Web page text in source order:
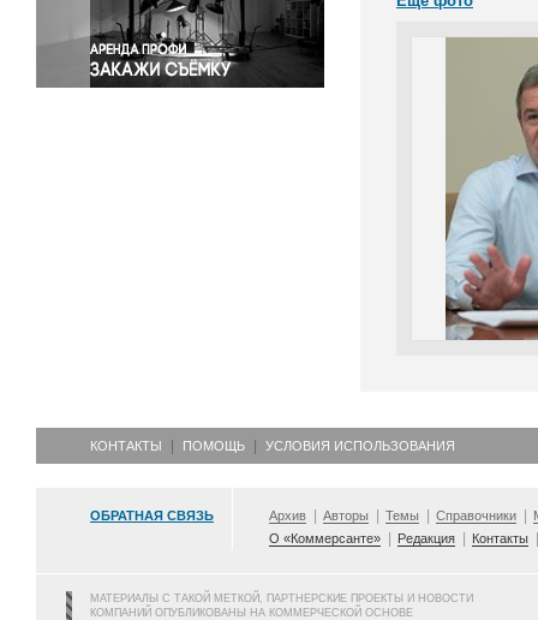
Экономика и бизнес
КОНТАКТЫ ПОМОЩЬ УСЛОВИЯ ИСПОЛЬЗОВАНИЯ
ОБРАТНАЯ СВЯЗЬ Архив Авторы Темы Справочники
О «Коммерсанте»
Редакция Контакты
МАТЕРИАЛЫ С ТАКОЙ МЕТКОЙ, ПАРТНЕРСКИЕ ПРОЕКТЫ И НОВОСТИ
КОМПАНИЙ ОПУБЛИКОВАНЫ НА КОММЕРЧЕСКОЙ ОСНОВЕ